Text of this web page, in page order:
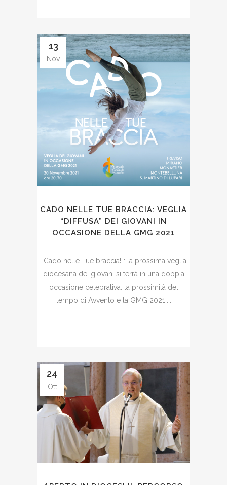
13
Nov
CADO NELLE TUE BRACCIA: VEGLIA
“DIFFUSA” DEI GIOVANI IN
OCCASIONE DELLA GMG 2021
“Cado nelle Tue braccia!”: la prossima veglia
diocesana dei giovani si terrà in una doppia
occasione celebrativa: la prossimità del
tempo di Avvento e la GMG 2021!...
24
Ott